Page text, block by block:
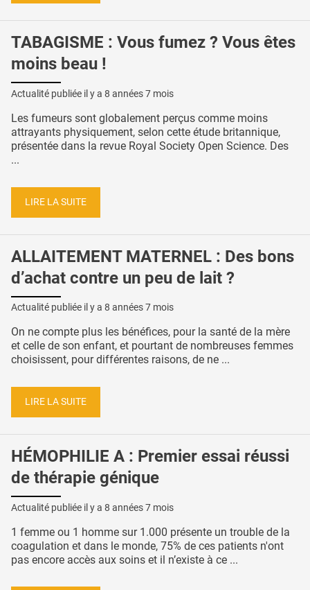
TABAGISME : Vous fumez ? Vous êtes
moins beau !
Actualité publiée il y a 8 années 7 mois
Les fumeurs sont globalement perçus comme moins
attrayants physiquement, selon cette étude britannique,
présentée dans la revue Royal Society Open Science. Des
...
LIRE LA SUITE
ALLAITEMENT MATERNEL : Des bons
d’achat contre un peu de lait ?
Actualité publiée il y a 8 années 7 mois
On ne compte plus les bénéfices, pour la santé de la mère
et celle de son enfant, et pourtant de nombreuses femmes
choisissent, pour différentes raisons, de ne ...
LIRE LA SUITE
HÉMOPHILIE A : Premier essai réussi
de thérapie génique
Actualité publiée il y a 8 années 7 mois
1 femme ou 1 homme sur 1.000 présente un trouble de la
coagulation et dans le monde, 75% de ces patients n'ont
pas encore accès aux soins et il n’existe à ce ...